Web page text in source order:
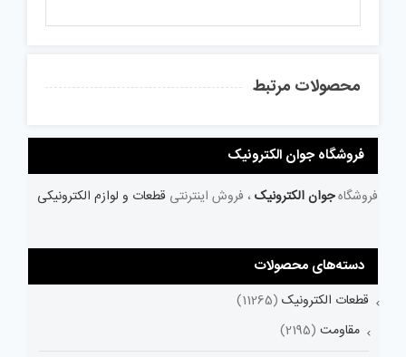
محصولات مرتبط
فروشگاه جوان الکترونیک
فروشگاهجوان الکترونیک ، فروش اینترنتی قطعات و لوازم الکترونیکی
دسته‌های محصولات
قطعات الکترونیک (11265)
مقاومت (2195)